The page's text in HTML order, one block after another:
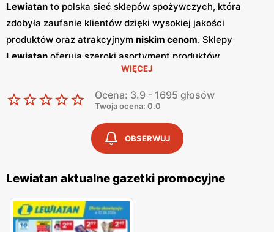
Lewiatan to polska sieć sklepów spożywczych, która
zdobyła zaufanie klientów dzięki wysokiej jakości
produktów oraz atrakcyjnym niskim cenom. Sklepy
Lewiatan oferują szeroki asortyment produktów
spożywczych, w tym świeże owoce i warzywa, pieczywo,
nabiał, mięso oraz artykuły codziennego użytku. Klienci
cenią sobie bogaty wybór oraz częste
umożliwiają oszczędności na zakupach. Jednym z
kluczowych elementów strategii marketingowej
są regularnie wydawanegazetki promocyjne
prezentują najnowsze
promocje , specjalne oferty oraz
sezonowe wyprzedaże, dzięki czemu klienci mogą
planować swoje zakupy i korzystać z wyjątkowych okazji
cenowych. Publikacje te są dostępne zarówno w formie
WIĘCEJ
Ocena: 3.9 - 1695 głosów
Twoja ocena: 0.0
OBSERWUJ
Lewiatan aktualne gazetki promocyjne